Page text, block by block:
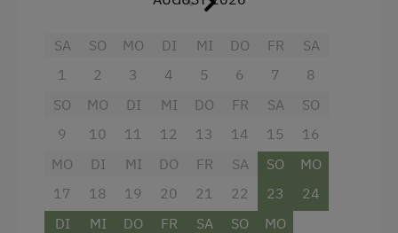
Geschirr vorhanden
Kaffeemaschine
Zentralheizung
Verpflegung
SA
1
SO
2
MO
3
DI
4
MI
5
DO
6
FR
7
SA
8
SO
9
MO
10
DI
11
MI
12
DO
13
FR
14
SA
15
SO
16
MO
17
DI
18
MI
19
DO
20
FR
21
SA
22
SO
23
MO
24
DI
MI
DO
FR
SA
SO
MO